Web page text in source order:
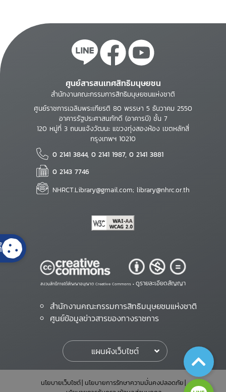
ศูนย์สารสนเทศสิทธิมนุษยชน
สำนักงานคณะกรรมการสิทธิมนุษยชนแห่งชาติ
ศูนย์ราชการเฉลิมพระเกียรติ 80 พรรษา 5 ธันวาคม 2550
อาคารรัฐประศาสนภักดี (อาคารบี) ชั้น 7
120 หมู่ที่ 3 ถนนแจ้งวัฒนะ แขวงทุ่งสองห้อง เขตหลักสี่
กรุงเทพฯ 10210
0 2141 3844, 0 2141 1987, 0 2141 3881
0 2143 7746
NHRCT.Library@gmail.com; library@nhrc.or.th
สงวนสิทธิ์ภายใต้สัญญาอนุญาต Creative Commons • ดูรายละเอียดสัญญา
สำนักงานคณะกรรมการสิทธิมนุษยชนแห่งชาติ
ศูนย์ข้อมูลข่าวสารของทางราชการ
แผนผังเว็บไซต์
นโยบายเว็บไซต์ นโยบายการรักษาความมั่นคงปลอดภัย